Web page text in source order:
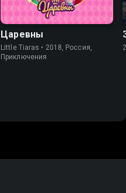
Царевны
Little Tiaras • 2018, Россия,
Приключения